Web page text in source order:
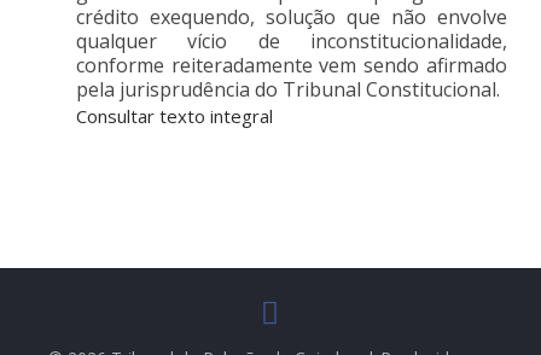
crédito exequendo, solução que não envolve
qualquer vício de inconstitucionalidade,
conforme reiteradamente vem sendo afirmado
pela jurisprudência do Tribunal Constitucional.
Consultar texto integral